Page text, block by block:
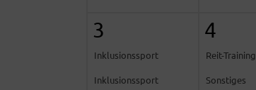
3
Inklusionssport
Inklusionssport
4
Reit-Training
Sonstiges